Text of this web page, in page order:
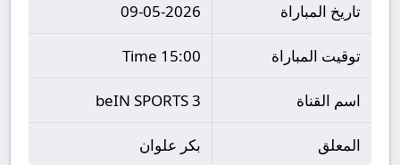
تاريخ المباراة 09-05-2026
توقيت المباراة 15:00 Time
اسم القناة beIN SPORTS 3
المعلق بكر علوان